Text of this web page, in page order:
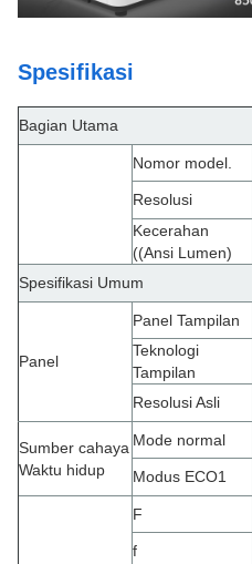
Spesifikasi
Bagian Utama
Nomor model.
Resolusi
Kecerahan
((Ansi Lumen)
Spesifikasi Umum
Panel
Panel Tampilan
Teknologi
Tampilan
Resolusi Asli
Sumber cahaya
Waktu hidup
Mode normal
Modus ECO1
F
f